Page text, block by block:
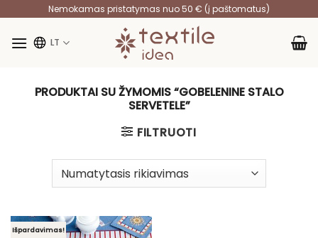
content
Nemokamas pristatymas nuo 50 € (į paštomatus)
LT
PRODUKTAI SU ŽYMOMIS “GOBELENINE STALO
SERVETELE”
FILTRUOTI
Išpardavimas!